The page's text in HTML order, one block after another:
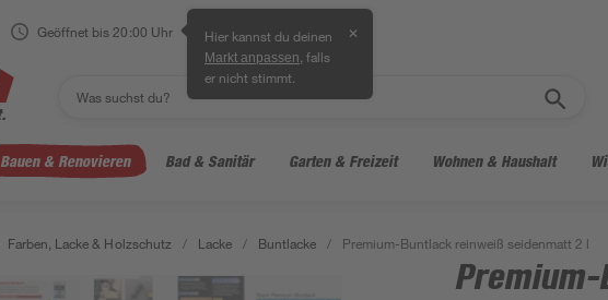
Geöffnet bis 20:00 Uhr Hier kannst du deinen
Markt anpassen , falls
er nicht stimmt.
✕
Bauen & Renovieren Bad & Sanitär Garten & Freizeit Wohnen & Haushalt
Farben, Lacke & Holzschutz / Lacke / Buntlacke / Premium-Buntlack reinweiß seidenmatt 2 l